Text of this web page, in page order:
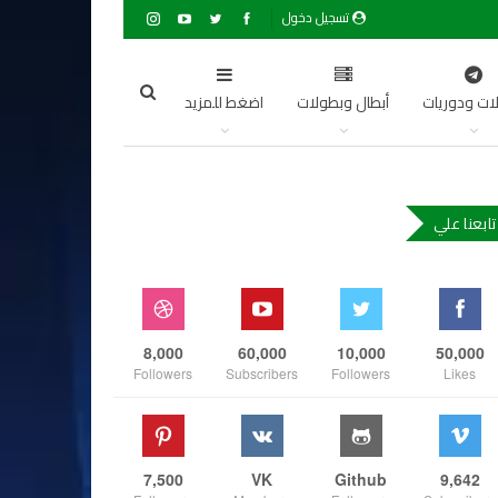
تسجيل دخول
ودوريات أبطال وبطولات اضغط للمزيد
تابعنا علي
50,000
Likes
10,000
Followers
60,000
Subscribers
8,000
Followers
9,642
Github
VK
7,500